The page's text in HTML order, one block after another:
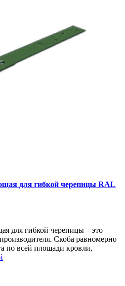
для гибкой черепицы RAL
для гибкой черепицы – это
Скоба равномерно
по всей площади кровли,